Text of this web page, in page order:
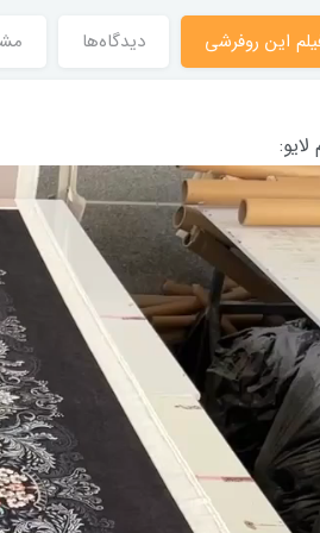
این روفرشی دیدگاه‌ها
لایو: